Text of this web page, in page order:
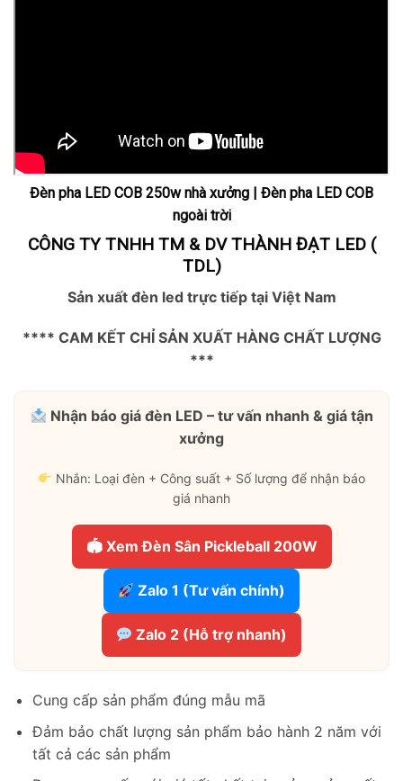
Đèn pha LED COB 250w nhà xưởng | Đèn pha LED COB
ngoài trời
CÔNG TY TNHH TM & DV THÀNH ĐẠT LED (
TDL)
Sản xuất đèn led trực tiếp tại Việt Nam
**** CAM KẾT CHỈ SẢN XUẤT HÀNG CHẤT LƯỢNG
***
Nhận báo giá đèn LED – tư vấn nhanh & giá tận
xưởng
Nhắn: Loại đèn + Công suất + Số lượng để nhận báo
giá nhanh
🏟 Xem Đèn Sân Pickleball 200W
Zalo 1 (Tư vấn chính)
Zalo 2 (Hỗ trợ nhanh)
Cung cấp sản phẩm đúng mẫu mã
Đảm bảo chất lượng sản phẩm bảo hành 2 năm với
tất cả các sản phẩm